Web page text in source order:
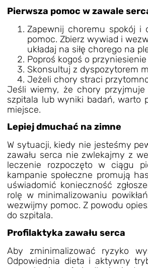
Pierwsza pomoc w zawale
Zapewnij choremu spokój i
pomoc. Zbierz wywiad i
układaj na siłę chorego na
Poproś kogoś o
Skonsultuj z dyspozytorem
Jeżeli chory straci
Jeśli wiemy, że chory
szpitala lub wyniki badań, warto
miejsce.
Lepiej dmuchać na zimne
W sytuacji, kiedy nie jesteśmy
zawału serca nie zwlekajmy z
leczenie rozpoczęto w ciągu
kampanie społeczne promują
uświadomić konieczność
rolę w minimalizowaniu
wezwijmy pomoc. Z powodu
do szpitala.
Profilaktyka zawału serca
Aby zminimalizować ryzyko
Odpowiednia dieta i aktywny